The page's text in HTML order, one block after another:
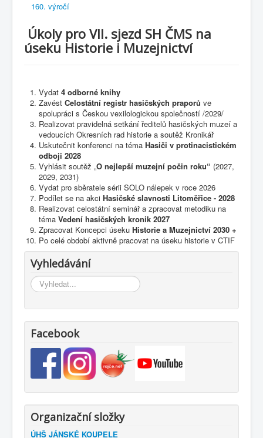
160. výročí
Úkoly pro VII. sjezd SH ČMS na
úseku Historie i Muzejnictví
Vydat 4 odborné knihy
Zavést Celostátní registr hasičských praporů ve
spolupráci s Českou vexilologickou společností /2029/
Realizovat pravidelná setkání ředitelů hasičských muzeí a
vedoucích Okresních rad historie a soutěž Kronikář
Uskutečnit konferenci na téma Hasiči v protinacistickém
odboji 2028
Vyhlásit soutěž „O nejlepší muzejní počin roku“ (2027,
2029, 2031)
Vydat pro sběratele sérii SOLO nálepek v roce 2026
Podílet se na akci Hasičské slavnosti Litoměřice - 2028
Realizovat celostátní seminář a zpracovat metodiku na
téma Vedení hasičských kronik 2027
Zpracovat Koncepci úseku Historie a Muzejnictví 2030 +
Po celé období aktivně pracovat na úseku historie v CTIF
Vyhledávání
Vyhledávání...
Facebook
Organizační složky
ÚHŠ JÁNSKÉ KOUPELE